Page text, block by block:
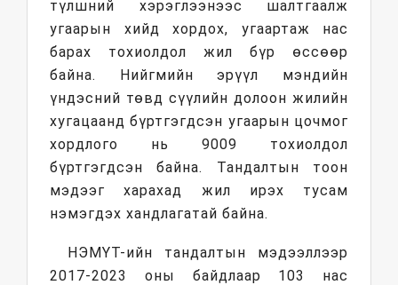
түлшний хэрэглээнээс шалтгаалж
угаарын хийд хордох, угаартаж нас
барах тохиолдол жил бүр өссөөр
байна. Нийгмийн эрүүл мэндийн
үндэсний төвд сүүлийн долоон жилийн
хугацаанд бүртгэгдсэн угаарын цочмог
хордлого нь 9009 тохиолдол
бүртгэгдсэн байна. Тандалтын тоон
мэдээг харахад жил ирэх тусам
нэмэгдэх хандлагатай байна.
НЭМҮТ-ийн тандалтын мэдээллээр
2017-2023 оны байдлаар 103 нас